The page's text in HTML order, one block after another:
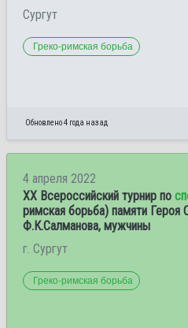
Сургут
Греко-римская борьба
Обновлено 4 года назад
4 апреля 2022
XX Всероссийский турнир по
римская борьба) памяти Героя
Ф.К.Салманова, мужчины
г. Сургут
Греко-римская борьба